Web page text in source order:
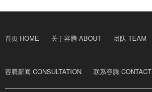
首页 HOME 关于容腾 ABOUT 团队 TEAM
容腾新闻 CONSULTATION 联系容腾 CONTACT